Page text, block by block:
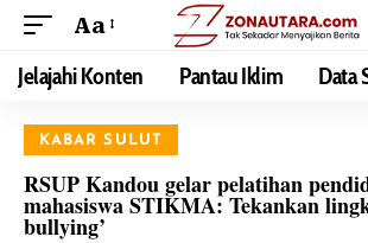
Aa
Jelajahi Konten Pantau Iklim Data
KABAR SULUT
RSUP Kandou gelar pelatihan
mahasiswa STIKMA: Tekankan
bullying’